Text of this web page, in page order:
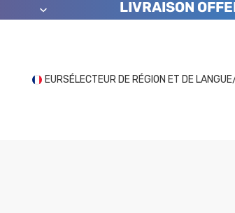
LIVRAISON
EURSÉLECTEUR DE RÉGION ET DE LANGUE